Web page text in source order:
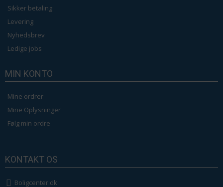
Sikker betaling
Levering
Nyhedsbrev
Ledige jobs
MIN KONTO
Mine ordrer
Mine Oplysninger
Følg min ordre
KONTAKT OS
Boligcenter.dk